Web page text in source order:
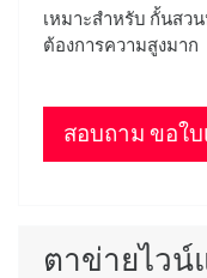
เหมาะสำหรับ กั้นสว
ต้องการความสูงมาก
สอบถาม ขอใ
ตาข่ายไวน์